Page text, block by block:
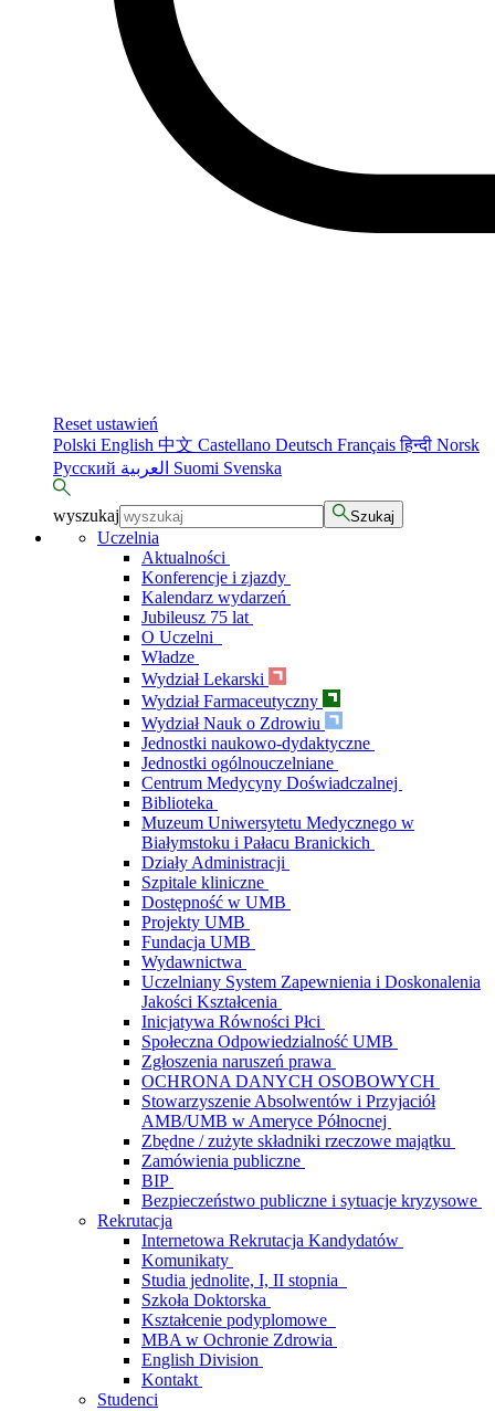
Reset ustawień
Polski English 中文 Castellano Deutsch Françaisहिन्दी Norsk
Русский
Suomi Svenska
wyszukaj Szukaj
Uczelnia
Aktualności
Konferencje i zjazdy
Kalendarz wydarzeń
Jubileusz 75 lat
O Uczelni
Władze
Wydział Lekarski
Wydział Farmaceutyczny
Wydział Nauk o Zdrowiu
Jednostki naukowo-dydaktyczne
Jednostki ogólnouczelniane
Centrum Medycyny Doświadczalnej
Biblioteka
Muzeum Uniwersytetu Medycznego w
Białymstoku i Pałacu Branickich
Działy Administracji
Szpitale kliniczne
Dostępność w UMB
Projekty UMB
Fundacja UMB
Wydawnictwa
Uczelniany System Zapewnienia i Doskonalenia
Jakości Kształcenia
Inicjatywa Równości Płci
Społeczna Odpowiedzialność UMB
Zgłoszenia naruszeń prawa
OCHRONA DANYCH OSOBOWYCH
Stowarzyszenie Absolwentów i Przyjaciół
AMB/UMB w Ameryce Północnej
Zbędne / zużyte składniki rzeczowe majątku
Zamówienia publiczne
BIP
Bezpieczeństwo publiczne i sytuacje kryzysowe
Rekrutacja
Internetowa Rekrutacja Kandydatów
Komunikaty
Studia jednolite, I, II stopnia
Szkoła Doktorska
Kształcenie podyplomowe
MBA w Ochronie Zdrowia
English Division
Kontakt
Studenci